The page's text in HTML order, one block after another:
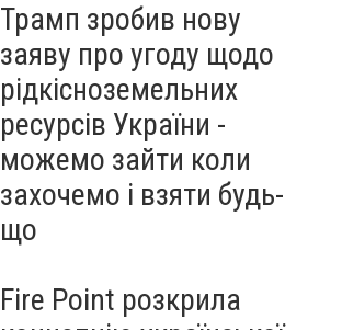
ТЦК по всій Україні
Трамп зробив нову
заяву про угоду щодо
рідкісноземельних
ресурсів України -
можемо зайти коли
захочемо і взяти будь-
що
Fire Point розкрила